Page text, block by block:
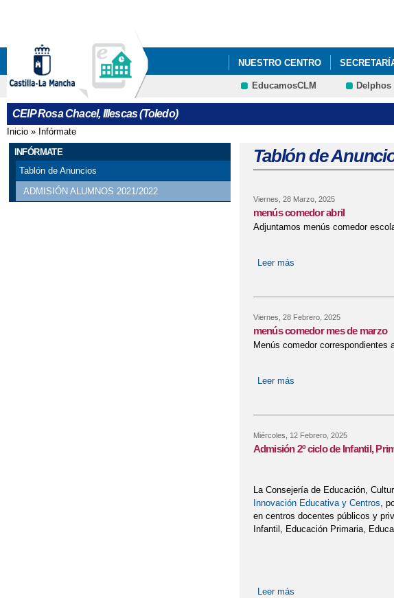
NUESTRO CENTRO
EducamosCLM Delphos
CEIP Rosa Chacel, Illescas (Toledo)
Se encuentra usted aquí
Inicio » Infórmate
INFÓRMATE
Tablón de Anuncios
ADMISIÓN ALUMNOS 2021/2022
Tablón de
Viernes, 28 Marzo, 2025
menús comedor abril
Adjuntamos menús comedor
Leer más
Viernes, 28 Febrero, 2025
menús comedor mes de marzo
Menús comedor correspondientes
Leer más
Miércoles, 12 Febrero, 2025
Admisión 2º ciclo de Infantil,
La Consejería de Educación,
Innovación Educativa y Centros,
en centros docentes públicos y
Infantil, Educación Primaria,
Leer más